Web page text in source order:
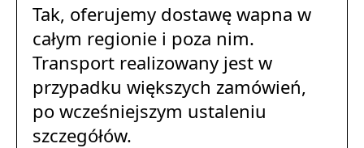
Tak, oferujemy dostawę wapna w
całym regionie i poza nim.
Transport realizowany jest w
przypadku większych zamówień,
po wcześniejszym ustaleniu
szczegółów.